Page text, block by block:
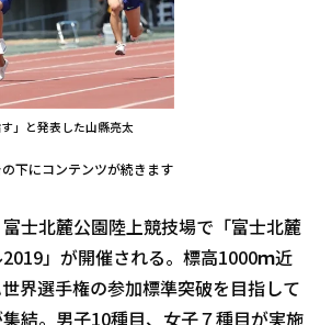
」と発表した山縣亮太
下にコンテンツが続きます
士北麓公園陸上競技場で「富士北麓
」が開催される。標高1000ｍ近
界選手権の参加標準突破を目指して